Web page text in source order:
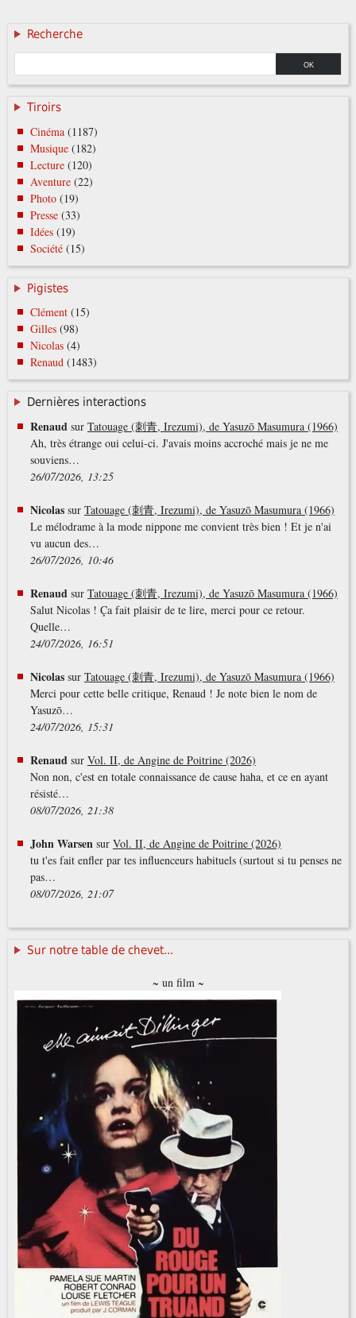
Recherche
Tiroirs
Cinéma (1187)
Musique (182)
Lecture (120)
Aventure (22)
Photo (19)
Presse (33)
Idées (19)
Société (15)
Pigistes
Clément(15)
Gilles(98)
Nicolas(4)
Renaud(1483)
Dernières interactions
Renaud sur Tatouage (刺青, Irezumi), de Yasuzō Masumura (1966)
Ah, très étrange oui celui-ci. J'avais moins accroché mais je ne me
souviens…
26/07/2026, 13:25
Nicolassur Tatouage (刺青, Irezumi), de Yasuzō Masumura (1966)
Le mélodrame à la mode nippone me convient très bien ! Et je n'ai
vu aucun des…
26/07/2026, 10:46
Renaud sur Tatouage (刺青, Irezumi), de Yasuzō Masumura (1966)
Salut Nicolas ! Ça fait plaisir de te lire, merci pour ce retour.
Quelle…
24/07/2026, 16:51
Nicolassur Tatouage (刺青, Irezumi), de Yasuzō Masumura (1966)
Merci pour cette belle critique, Renaud ! Je note bien le nom de
Yasuzō…
24/07/2026, 15:31
Renaud sur Vol. II, de Angine de Poitrine (2026)
Non non, c'est en totale connaissance de cause haha, et ce en ayant
résisté…
08/07/2026, 21:38
John Warsen sur Vol. II, de Angine de Poitrine (2026)
tu t'es fait enfler par tes influenceurs habituels (surtout si tu penses ne
pas…
08/07/2026, 21:07
Sur notre table de chevet...
~ un film ~